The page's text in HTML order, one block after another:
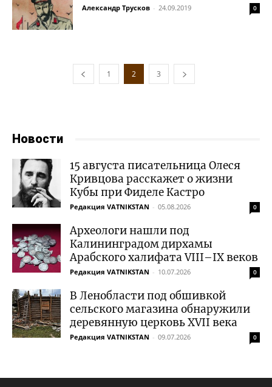
Александр Трусков - 24.09.2019 0
1 2 3
Новости
15 августа писательница Олеся
Кривцова расскажет о жизни
Кубы при Фиделе Кастро
Редакция VATNIKSTAN - 05.08.2026 0
Археологи нашли под
Калининградом дирхамы
Арабского халифата VIII–IX веков
Редакция VATNIKSTAN - 10.07.2026 0
В Ленобласти под обшивкой
сельского магазина обнаружили
деревянную церковь XVII века
Редакция VATNIKSTAN - 09.07.2026 0